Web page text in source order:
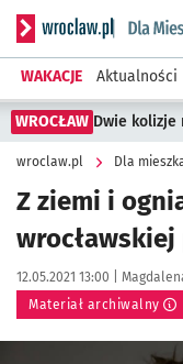
Serwis informacyjny
WAKACJE Aktualności
WROCŁAW Dwie kolizje
wroclaw.pl Dla
Z ziemi i
Data publikacji:
12.05.2021 13:00 | Autor:
Materiał archiwalny
Kliknij, aby powiększyć